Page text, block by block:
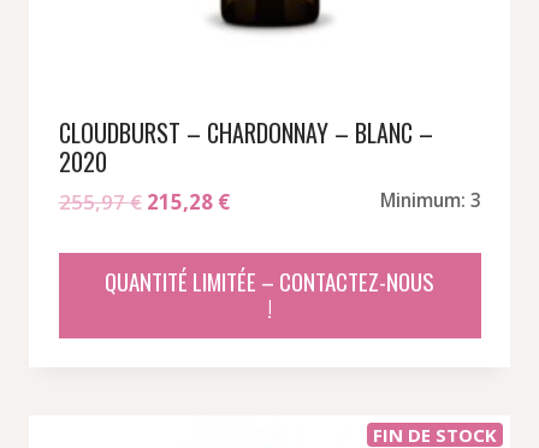
CLOUDBURST – CHARDONNAY – BLANC –
2020
255,97€ Le
initial
était :
215,28 €Le
actuel
est :
Minimum: 3
QUANTITÉ LIMITÉE – CONTACTEZ-NOUS
!
FIN DE STOCK